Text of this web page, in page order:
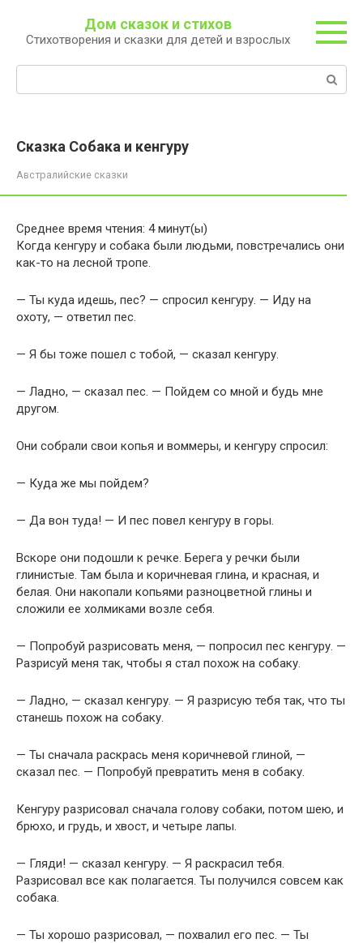
контенту
Дом сказок и стихов
Стихотворения и сказки для детей и взрослых
Сказка Собака и кенгуру
Австралийские сказки
Среднее время чтения: 4 минут(ы)
Когда кенгуру и собака были людьми, повстречались они
как-то на лесной тропе.
— Ты куда идешь, пес? — спросил кенгуру. — Иду на
охоту, — ответил пес.
— Я бы тоже пошел с тобой, — сказал кенгуру.
— Ладно, — сказал пес. — Пойдем со мной и будь мне
другом.
Они собрали свои копья и воммеры, и кенгуру спросил:
— Куда же мы пойдем?
— Да вон туда! — И пес повел кенгуру в горы.
Вскоре они подошли к речке. Берега у речки были
глинистые. Там была и коричневая глина, и красная, и
белая. Они накопали копьями разноцветной глины и
сложили ее холмиками возле себя.
— Попробуй разрисовать меня, — попросил пес кенгуру. —
Разрисуй меня так, чтобы я стал похож на собаку.
— Ладно, — сказал кенгуру. — Я разрисую тебя так, что ты
станешь похож на собаку.
— Ты сначала раскрась меня коричневой глиной, —
сказал пес. — Попробуй превратить меня в собаку.
Кенгуру разрисовал сначала голову собаки, потом шею, и
брюхо, и грудь, и хвост, и четыре лапы.
— Гляди! — сказал кенгуру. — Я раскрасил тебя.
Разрисовал все как полагается. Ты получился совсем как
собака.
— Ты хорошо разрисовал, — похвалил его пес. — Ты